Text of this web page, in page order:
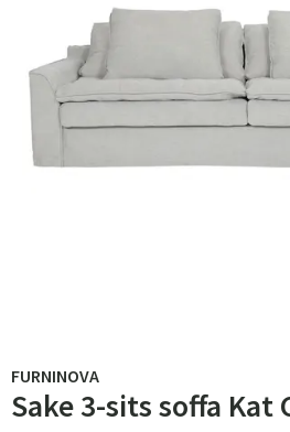
FURNINOVA
Sake 3-sits soffa Kat